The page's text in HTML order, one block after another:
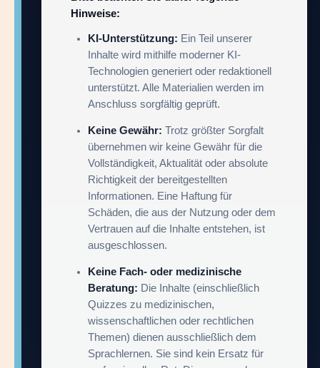
Hinweise:
KI-Unterstützung: Ein Teil unserer
Inhalte wird mithilfe moderner KI-
Technologien generiert oder redaktionell
unterstützt. Alle Materialien werden im
Anschluss sorgfältig geprüft.
Keine Gewähr: Trotz größter Sorgfalt
übernehmen wir keine Gewähr für die
Vollständigkeit, Aktualität oder absolute
Richtigkeit der bereitgestellten
Informationen. Eine Haftung für
Schäden, die aus der Nutzung oder dem
Vertrauen auf die Inhalte entstehen, ist
ausgeschlossen.
Keine Fach- oder medizinische
Beratung: Die Inhalte (einschließlich
Quizzes zu medizinischen,
wissenschaftlichen oder rechtlichen
Themen) dienen ausschließlich dem
Sprachlernen. Sie sind kein Ersatz für